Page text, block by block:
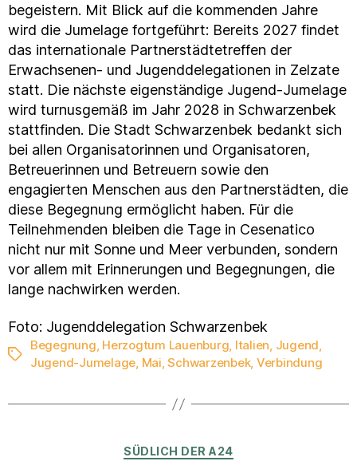
begeistern. Mit Blick auf die kommenden Jahre
wird die Jumelage fortgeführt: Bereits 2027 findet
das internationale Partnerstädtetreffen der
Erwachsenen- und Jugenddelegationen in Zelzate
statt. Die nächste eigenständige Jugend-Jumelage
wird turnusgemäß im Jahr 2028 in Schwarzenbek
stattfinden. Die Stadt Schwarzenbek bedankt sich
bei allen Organisatorinnen und Organisatoren,
Betreuerinnen und Betreuern sowie den
engagierten Menschen aus den Partnerstädten, die
diese Begegnung ermöglicht haben. Für die
Teilnehmenden bleiben die Tage in Cesenatico
nicht nur mit Sonne und Meer verbunden, sondern
vor allem mit Erinnerungen und Begegnungen, die
lange nachwirken werden.
Foto: Jugenddelegation Schwarzenbek
Schlagwörter
Begegnung, Herzogtum Lauenburg, Italien, Jugend,
Jugend-Jumelage, Mai,Schwarzenbek, Verbindung
Kategorien
SÜDLICH DER A24